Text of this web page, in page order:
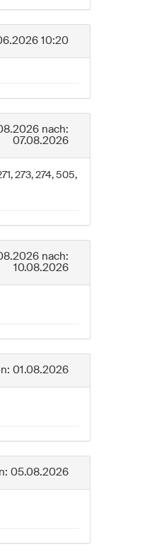
10:20
nach:
07.08.2026
273, 274, 505,
nach:
10.08.2026
01.08.2026
05.08.2026